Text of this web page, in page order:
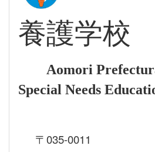
養護学校
Aomori
Special Needs
〒035-0011